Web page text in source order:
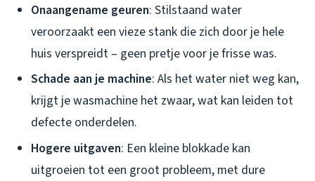
Onaangename geuren: Stilstaand water
veroorzaakt een vieze stank die zich door je hele
huis verspreidt – geen pretje voor je frisse was.
Schade aan je machine: Als het water niet weg kan,
krijgt je wasmachine het zwaar, wat kan leiden tot
defecte onderdelen.
Hogere uitgaven: Een kleine blokkade kan
uitgroeien tot een groot probleem, met dure